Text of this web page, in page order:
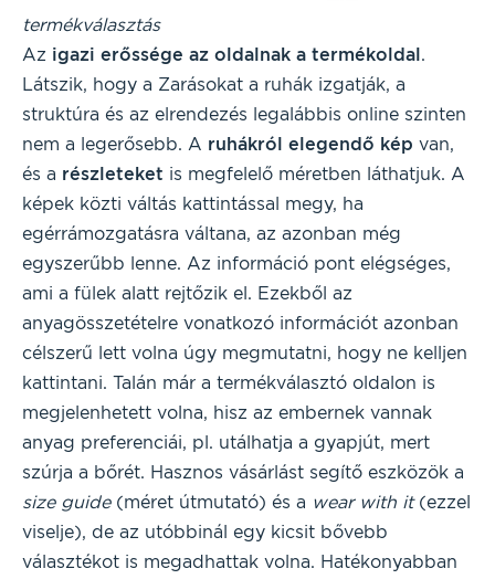
termékválasztás
Az igazi erőssége az oldalnak a termékoldal.
Látszik, hogy a Zarásokat a ruhák izgatják, a
struktúra és az elrendezés legalábbis online szinten
nem a legerősebb. A ruhákról elegendő kép van,
és a részleteket is megfelelő méretben láthatjuk. A
képek közti váltás kattintással megy, ha
egérrámozgatásra váltana, az azonban még
egyszerűbb lenne. Az információ pont elégséges,
ami a fülek alatt rejtőzik el. Ezekből az
anyagösszetételre vonatkozó információt azonban
célszerű lett volna úgy megmutatni, hogy ne kelljen
kattintani. Talán már a termékválasztó oldalon is
megjelenhetett volna, hisz az embernek vannak
anyag preferenciái, pl. utálhatja a gyapjút, mert
szúrja a bőrét. Hasznos vásárlást segítő eszközök a
size guide(méret útmutató) és a wear with it (ezzel
viselje), de az utóbbinál egy kicsit bővebb
választékot is megadhattak volna. Hatékonyabban